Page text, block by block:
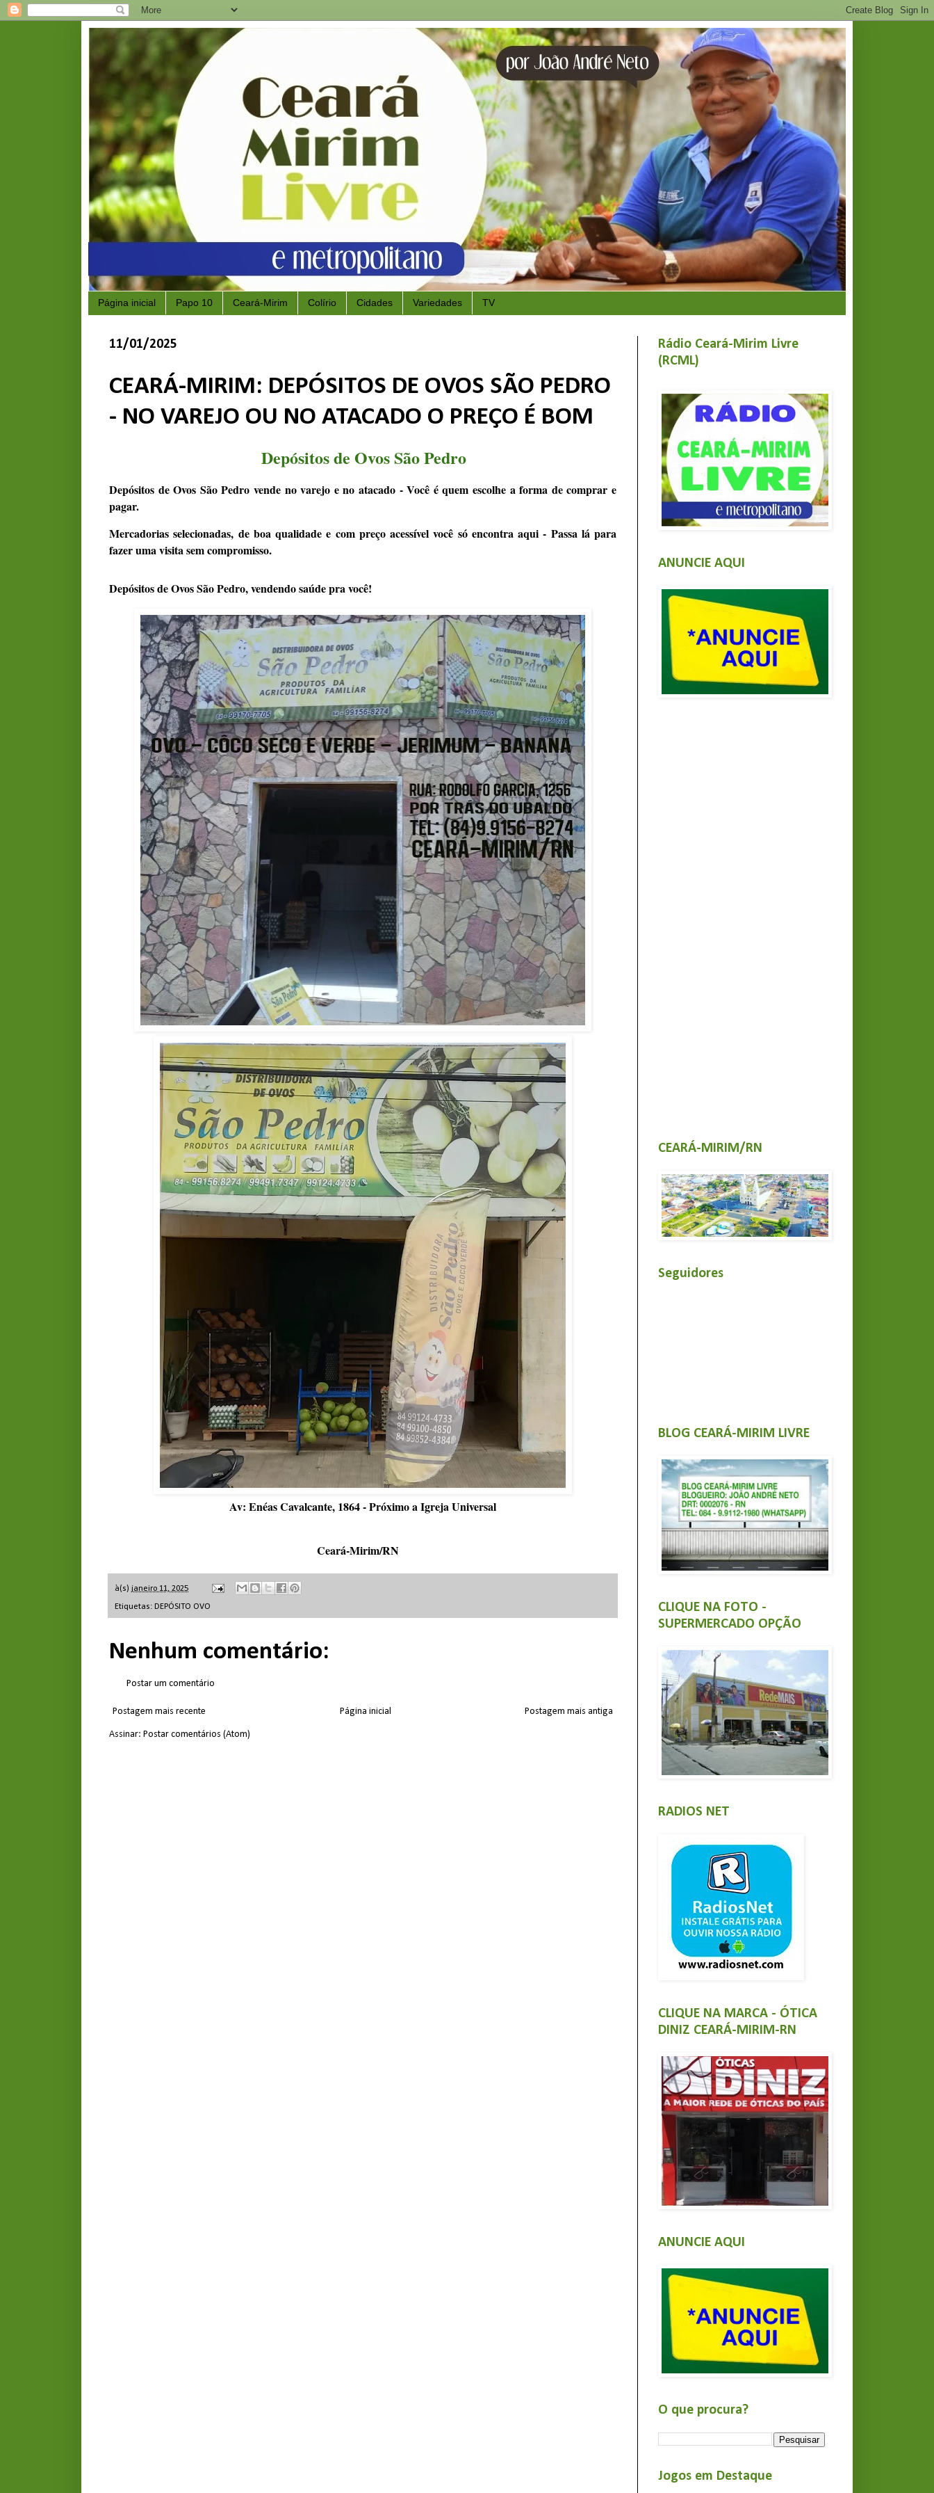
Página inicial Papo 10 Ceará-Mirim Colírio Cidades Variedades TV
11/01/2025
CEARÁ-MIRIM: DEPÓSITOS DE OVOS SÃO PEDRO
- NO VAREJO OU NO ATACADO O PREÇO É BOM
Depósitos de Ovos São Pedro
Depósitos de Ovos São Pedro vende no varejo e no atacado - Você é quem escolhe a forma de comprar e
pagar.
Mercadorias selecionadas, de boa qualidade e com preço acessível você só encontra aqui - Passa lá para
fazer uma visita sem compromisso.
Depósitos de Ovos São Pedro, vendendo saúde pra você!
Av: Enéas Cavalcante, 1864 - Próximo a Igreja Universal
Ceará-Mirim/RN
à(s) janeiro 11, 2025
Etiquetas: DEPÓSITO OVO
Nenhum comentário:
Postar um comentário
Postagem mais recente Postagem mais antiga
Página inicial
Assinar: Postar comentários (Atom)
Rádio Ceará-Mirim Livre
(RCML)
ANUNCIE AQUI
CEARÁ-MIRIM/RN
Seguidores
BLOG CEARÁ-MIRIM LIVRE
CLIQUE NA FOTO -
SUPERMERCADO OPÇÃO
RADIOS NET
CLIQUE NA MARCA - ÓTICA
DINIZ CEARÁ-MIRIM-RN
ANUNCIE AQUI
O que procura?
Jogos em Destaque